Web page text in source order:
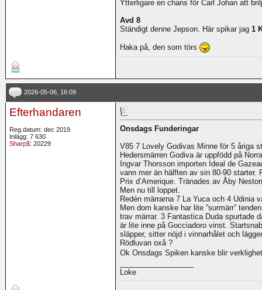
Ytterligare en chans för Carl Johan att
Avd 8
Ständigt denne Jepson. Här spikar jag 1
Haka på, den som törs
2026-05-06, 16:09
Efterhandaren
Reg.datum: dec 2019
Inlägg: 7 630
Sharp$: 20229
Onsdags Funderingar
V85 7 Lovely Godivas Minne för 5 åriga
Hedersmärren Godiva är uppfödd på
Ingvar Thorsson importen Ideal de
vann mer än hälften av sin 80-90 starter.
Prix d’Amerique. Tränades av Åby
Men nu till loppet.
Redén märrarna 7 La Yuca och 4 Udinia
Men dom kanske har lite ”surmärr”
trav märrar. 3 Fantastica Duda spurtade
är lite inne på Gocciadoro vinst.
släpper, sitter nöjd i vinnarhålet och
Rödluvan oxå ?
Ok Onsdags Spiken kanske blir
Loke